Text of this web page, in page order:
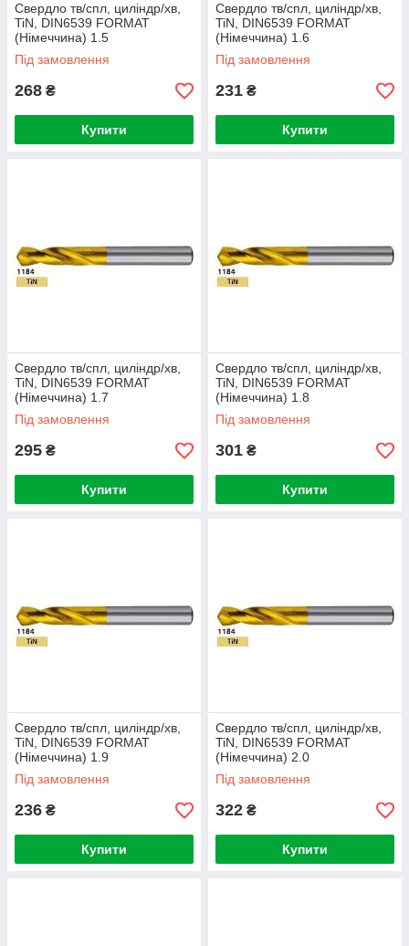
Свердло тв/спл, циліндр/хв,
TiN, DIN6539 FORMAT
(Німеччина) 1.5
Під замовлення
268 ₴
Купити
Свердло тв/спл, циліндр/хв,
TiN, DIN6539 FORMAT
(Німеччина) 1.6
Під замовлення
231 ₴
Купити
Свердло тв/спл, циліндр/хв,
TiN, DIN6539 FORMAT
(Німеччина) 1.7
Під замовлення
295 ₴
Купити
Свердло тв/спл, циліндр/хв,
TiN, DIN6539 FORMAT
(Німеччина) 1.8
Під замовлення
301 ₴
Купити
Свердло тв/спл, циліндр/хв,
TiN, DIN6539 FORMAT
(Німеччина) 1.9
Під замовлення
236 ₴
Купити
Свердло тв/спл, циліндр/хв,
TiN, DIN6539 FORMAT
(Німеччина) 2.0
Під замовлення
322 ₴
Купити